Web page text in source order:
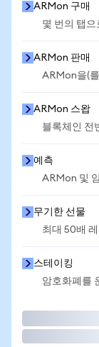
ARMon 구매
몇 번의 탭
ARMon 판매
ARMon을(
ARMon 스왑
블록체인 전
예측
ARMon 및
무기한 선물
최대 50배
스테이킹
암호화폐를